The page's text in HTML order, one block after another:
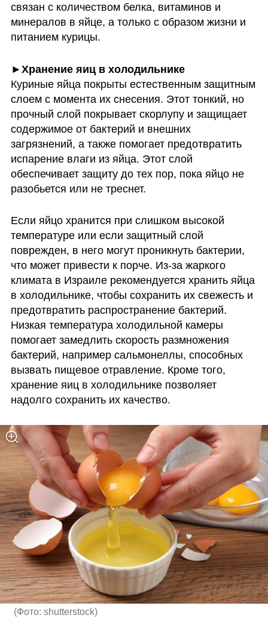
связан с количеством белка, витаминов и
минералов в яйце, а только с образом жизни и
питанием курицы.
►Хранение яиц в холодильнике
Куриные яйца покрыты естественным защитным
слоем с момента их снесения. Этот тонкий, но
прочный слой покрывает скорлупу и защищает
содержимое от бактерий и внешних
загрязнений, а также помогает предотвратить
испарение влаги из яйца. Этот слой
обеспечивает защиту до тех пор, пока яйцо не
разобьется или не треснет.
Если яйцо хранится при слишком высокой
температуре или если защитный слой
поврежден, в него могут проникнуть бактерии,
что может привести к порче. Из-за жаркого
климата в Израиле рекомендуется хранить яйца
в холодильнике, чтобы сохранить их свежесть и
предотвратить распространение бактерий.
Низкая температура холодильной камеры
помогает замедлить скорость размножения
бактерий, например сальмонеллы, способных
вызвать пищевое отравление. Кроме того,
хранение яиц в холодильнике позволяет
надолго сохранить их качество.
(Фото: shutterstock)